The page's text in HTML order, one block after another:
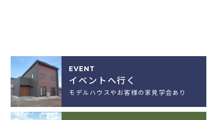
EVENT
イベントへ行く
モデルハウスやお客様の家見学会あり